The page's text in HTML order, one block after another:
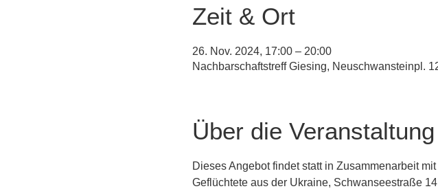
Zeit & Ort
26. Nov. 2024, 17:00 – 20:00
Nachbarschaftstreff Giesing, Neuschwansteinpl.
Über die Veranstaltung
Dieses Angebot findet statt in Zusammenarbeit
Geflüchtete aus der Ukraine, Schwanseestraße